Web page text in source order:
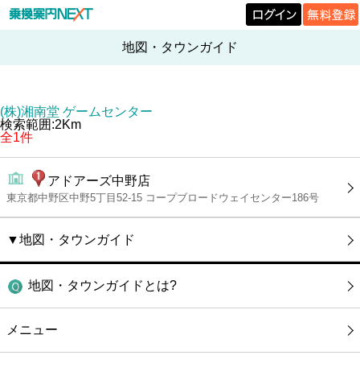
地図・タウンガイド
(株)湘南堂 ゲームセンター
検索範囲:2Km
全1件
アドアーズ中野店
東京都中野区中野5丁目52-15 コープブロードウェイセンター186号
▼地図・タウンガイド
地図・タウンガイドとは?
メニュー